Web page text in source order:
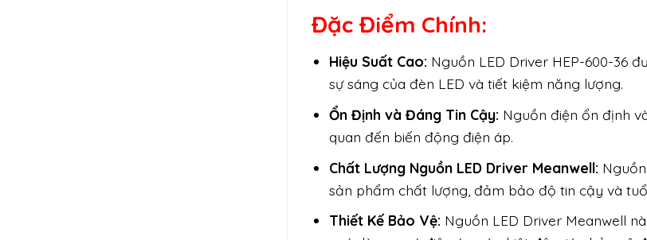
Đặc Điểm Chính:
Hiệu Suất Cao: Nguồn LED Driver HEP-600-36
sự sáng của đèn LED và tiết kiệm năng lượng.
Ổn Định và Đáng Tin Cậy: Nguồn điện ổn định
quan đến biến động điện áp.
Chất Lượng Nguồn LED Driver Meanwell:
sản phẩm chất lượng, đảm bảo độ tin cậy và
Thiết Kế Bảo Vệ: Nguồn LED Driver Meanwell